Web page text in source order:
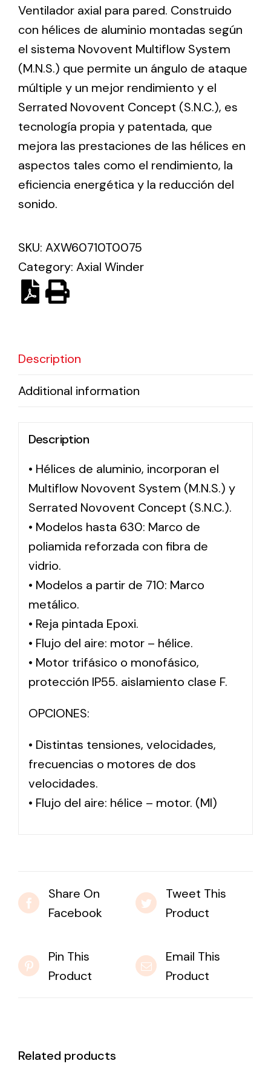
Ventilation
The incorporation of Novovent into the group
meant a greater offer of ventilation products for
different uses
Iluminación Solar
Variedad de soluciones solares para todo tipo
Solar lighting
Ventilador axial para pared. Construido
con hélices de aluminio montadas según
el sistema Novovent Multiflow System
(M.N.S.) que permite un ángulo de ataque
múltiple y un mejor rendimiento y el
Serrated Novovent Concept (S.N.C.), es
tecnología propia y patentada, que
mejora las prestaciones de las hélices en
aspectos tales como el rendimiento, la
eficiencia energética y la reducción del
sonido.
SKU: AXW60710T0075
Category: Axial Winder
Description
Additional information
Description
• Hélices de aluminio, incorporan el
Multiflow Novovent System (M.N.S.) y
Serrated Novovent Concept (S.N.C.).
• Modelos hasta 630: Marco de
poliamida reforzada con fibra de
vidrio.
• Modelos a partir de 710: Marco
metálico.
• Reja pintada Epoxi.
• Flujo del aire: motor – hélice.
• Motor trifásico o monofásico,
protección IP55. aislamiento clase F.
OPCIONES:
• Distintas tensiones, velocidades,
frecuencias o motores de dos
velocidades.
• Flujo del aire: hélice – motor. (MI)
Share On
Facebook
Tweet This
Product
Pin This
Product
Email This
Product
Related products